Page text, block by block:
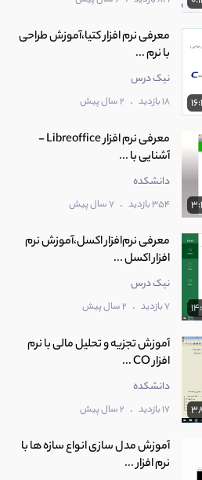
معرفی نرم افزار کتیا،آموزش طراحی
با نرم ...
نیک درس
18 بازدید . 2 سال پیش
معرفی نرم افزار Libreoffice -
آشنایی با ...
دانشکده
354 بازدید . 7 سال پیش
معرفی نرم‌افزار اکسل،آموزش نرم
افزار اکسل ...
نیک درس
7 بازدید . 2 سال پیش
آموزش تجزیه و تحلیل مالی با نرم
افزار CO ...
دانشکده
17 بازدید . 2 سال پیش
آموزش مدل سازی انواع سازه ها با
نرم افزار ...